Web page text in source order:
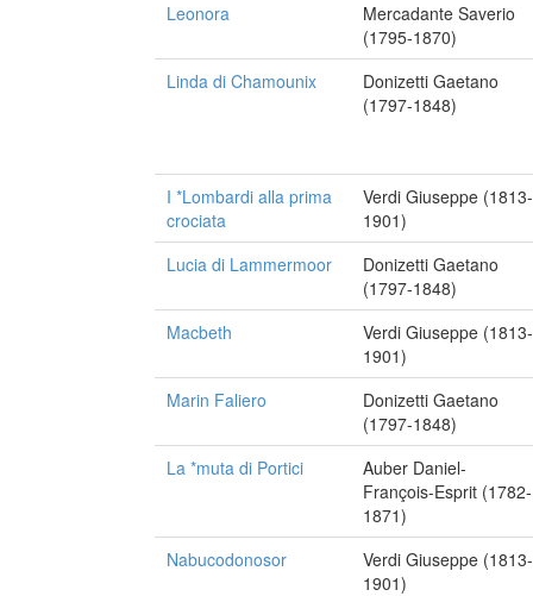
Leonora
Mercadante Saverio
(1795-1870)
Linda di Chamounix
Donizetti Gaetano
(1797-1848)
I *Lombardi alla prima
crociata
Verdi Giuseppe (1813-
1901)
Lucia di Lammermoor
Donizetti Gaetano
(1797-1848)
Macbeth
Verdi Giuseppe (1813-
1901)
Marin Faliero
Donizetti Gaetano
(1797-1848)
La *muta di Portici
Auber Daniel-
François-Esprit (1782-
1871)
Nabucodonosor
Verdi Giuseppe (1813-
1901)